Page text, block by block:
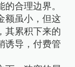
合理边界。
额虽小，但这
其累积下来的
诱导，付费管